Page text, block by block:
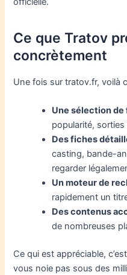
Ce que Tratov
concrètement
Une fois sur tratov.fr, voilà
Une sélection
popularité,
Des fiches
casting, bande-
regarder
Un moteur de
rapidement un
Des contenus
de nombreuses
Ce qui est appréciable,
vous noie pas sous des